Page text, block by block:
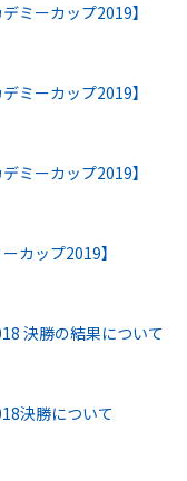
ミーカップ2019】
ミーカップ2019】
ミーカップ2019】
カップ2019】
決勝の結果について
決勝について